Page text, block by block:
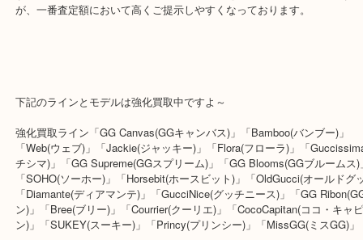
す。基本的には度定番で売れ筋の最新モデルを未使用で早い内に査
下記のラインとモデルは強化買取中ですよ～